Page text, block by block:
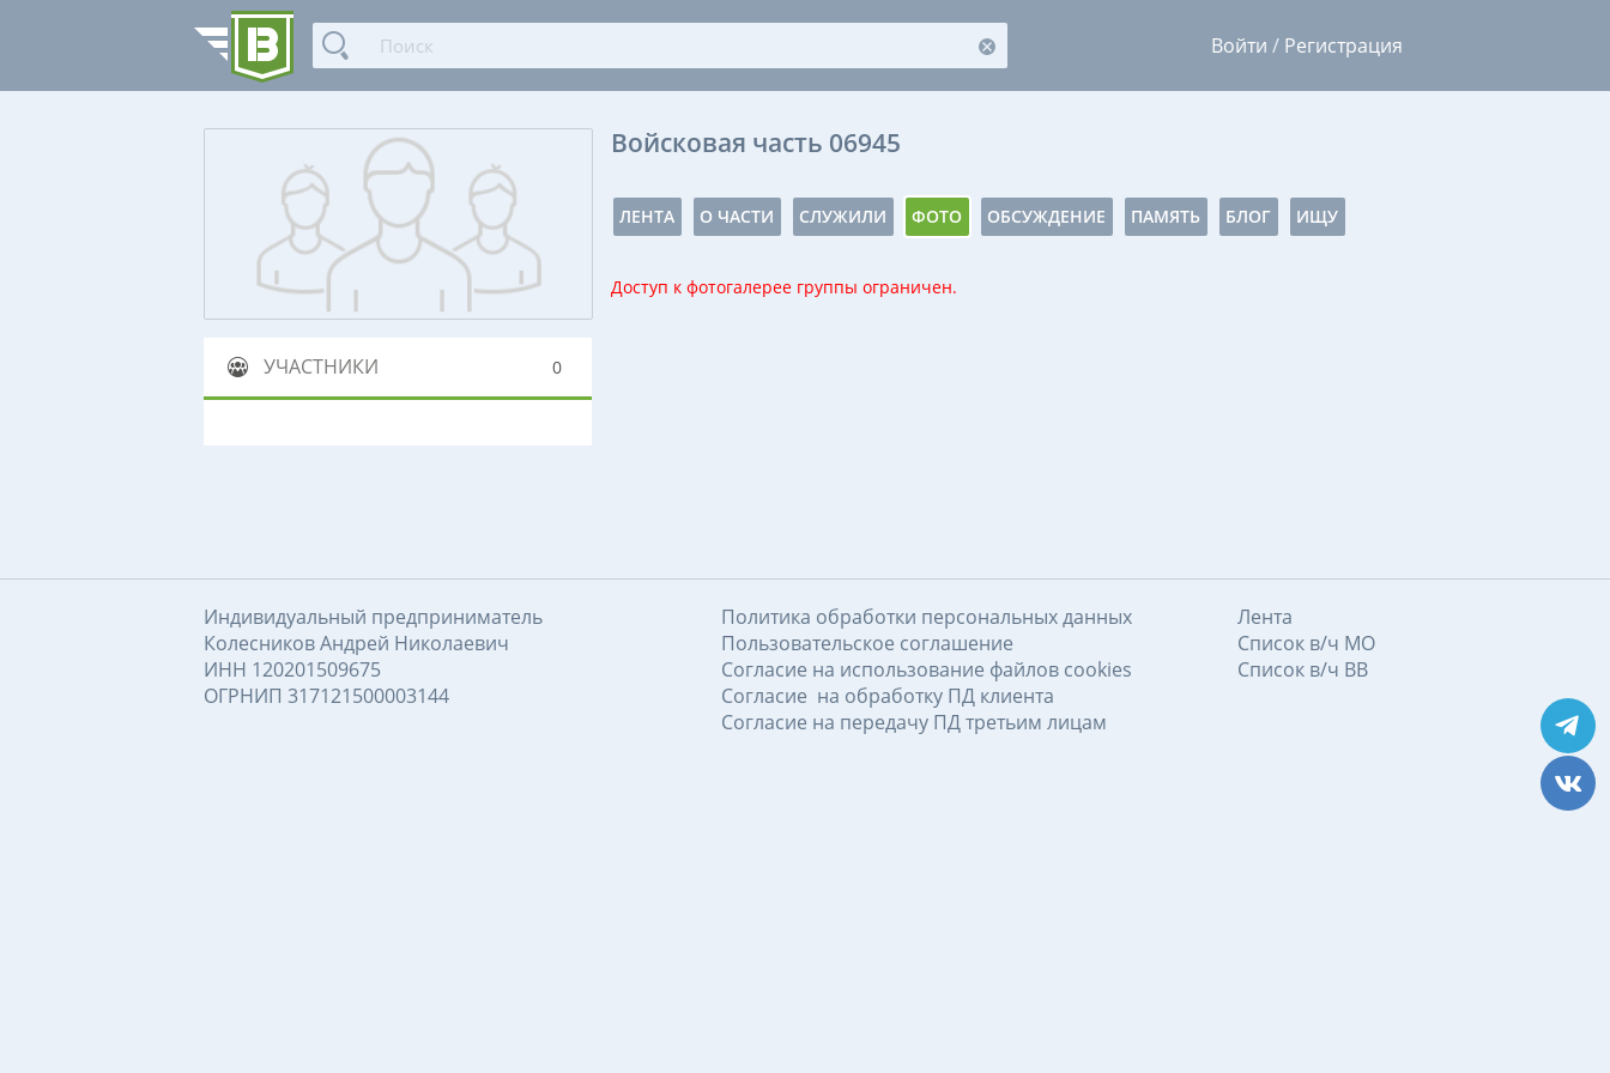
Войти / Регистрация
УЧАСТНИКИ 0
Войсковая часть 06945
ЛЕНТА О ЧАСТИ СЛУЖИЛИ ФОТО ОБСУЖДЕНИЕ ПАМЯТЬ БЛОГ ИЩУ
Доступ к фотогалерее группы ограничен.
Индивидуальный предприниматель
Колесников Андрей Николаевич
ИНН 120201509675
ОГРНИП 317121500003144
Политика обработки персональных данных
Пользовательское соглашение
Согласие на использование файлов cookies
Согласие на обработку ПД клиента
Согласие на передачу ПД третьим лицам
Лента
Список в/ч МО
Список в/ч ВВ